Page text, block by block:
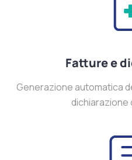
Fatture e
Generazione automatica
dichiarazione